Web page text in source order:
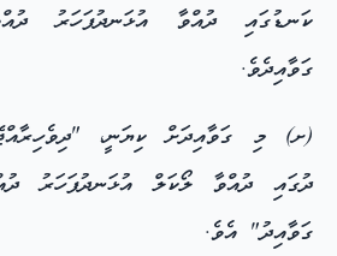
ކަނޑުގައި ދުއްވާ އުޅަނދުފަހަރު
ގަވާއިދެވެ.
(ށ) މި ގަވާއިދަށް ކިޔަނީ،
ދުގައި ދުއްވާ ލޯކަލް އުޅަނދުފަހަރު
ގަވާއިދު" އެވެ.